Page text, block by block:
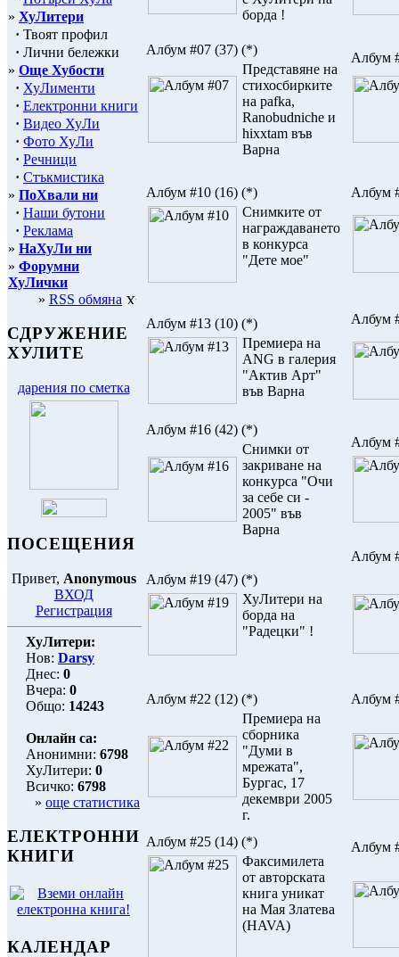
» ХуЛитери
· Твоят профил
· Лични бележки
» Още Хубости
· ХуЛименти
· Електронни книги
· Видео ХуЛи
· Фото ХуЛи
· Речници
· Стъкмистика
» ПоХвали ни
· Наши бутони
· Реклама
» НаХуЛи ни
» Форумни
ХуЛички
» RSS обмяна
СДРУЖЕНИЕ
ХУЛИТЕ
дарения по сметка
ПОСЕЩЕНИЯ
Привет, Anonymous
ВХОД
Регистрация
ХуЛитери:
Нов: Darsy
Днес: 0
Вчера: 0
Общо: 14243
Онлайн са:
Анонимни: 6798
ХуЛитери: 0
Всичко: 6798
» още статистика
ЕЛЕКТРОННИ
КНИГИ
КАЛЕНДАР
борда !
Албум #07 (37) (*)
Представяне на
стихосбирките
на pafka,
Ranobudniche и
hixxtam във
Варна
Албум
Албум #10 (16) (*)
Снимките от
награждаването
в конкурса
"Дeте мое"
Албум
Албум #13 (10) (*)
Премиера на
ANG в галерия
"Актив Арт"
във Варна
Албум
Албум #16 (42) (*)
Снимки от
закриване на
конкурса "Очи
за себе си -
2005" във
Варна
Албум
Албум #19 (47) (*)
ХуЛитери на
борда на
"Радецки" !
Албум
Албум #22 (12) (*)
Премиера на
сборника
"Думи в
мрежата",
Бургас, 17
декември 2005
г.
Албум
Албум #25 (14) (*)
Факсимилета
от авторската
книга уникат
на Мая Златева
(HAVA)
Албум